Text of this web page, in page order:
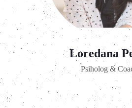
Loredana
Psiholog &